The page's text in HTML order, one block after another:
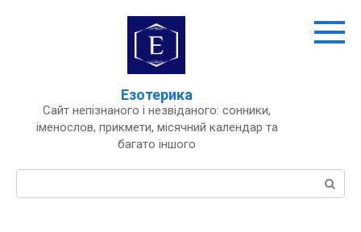
Езотерика
Сайт непізнаного і незвіданого: сонники,
іменослов, прикмети, місячний календар та
багато іншого
Пошук: